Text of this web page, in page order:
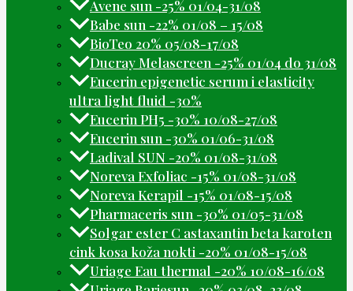
Avene sun -25% 01/04-31/08
Babe sun -22% 01/08 – 15/08
BioTeo 20% 05/08-17/08
Ducray Melascreen -25% 01/04 do 31/08
Eucerin epigenetic serum i elasticity
ultra light fluid -30%
Eucerin PH5 -30% 10/08-27/08
Eucerin sun -30% 01/06-31/08
Ladival SUN -20% 01/08-31/08
Noreva Exfoliac -15% 01/08-31/08
Noreva Kerapil -15% 01/08-15/08
Pharmaceris sun -30% 01/05-31/08
Solgar ester C astaxantin beta karoten
cink kosa koža nokti -20% 01/08-15/08
Uriage Eau thermal -20% 10/08-16/08